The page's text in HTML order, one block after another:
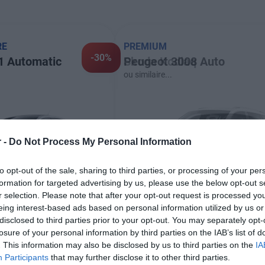
- Do Not Process My Personal Information
opt-out of the sale, sharing to third parties, or processing of your
for targeted advertising by us, please use the below opt-out
selection. Please note that after your opt-out request is processed
interest-based ads based on personal information utilized by us
to third parties prior to your opt-out. You may separately
of your personal information by third parties on the IAB’s list of
This information may also be disclosed by us to third parties on the
Participants that may further disclose it to other third parties.
Automatic -30%
Automatique
5
MAINTENANT
PREMIUM
Peugeot 3008 Auto
ou similaire...
5 porte(s) Automatique
Climatisation
PREMIUM
Skoda Kodiaq
ou similaire...
5 porte(s) Automatique
Climatisation
RÉSERVEZ